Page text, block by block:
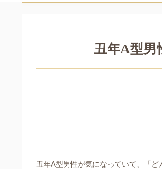
丑年A型男
丑年A型男性が気になっていて、「